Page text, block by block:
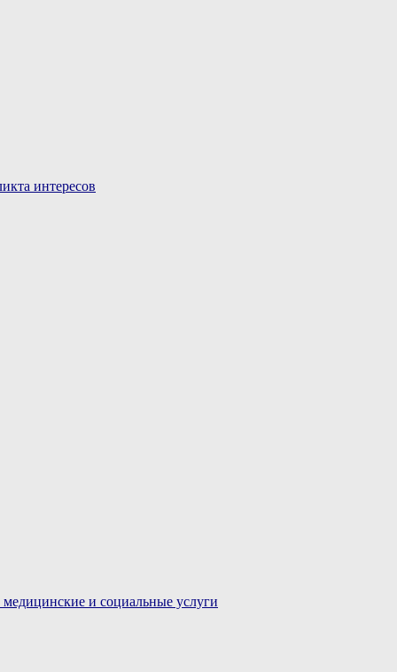
интересов
и социальные услуги